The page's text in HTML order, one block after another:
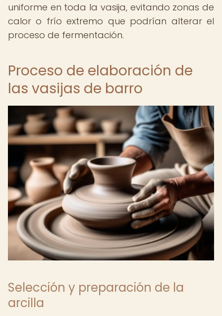
uniforme en toda la vasija, evitando zonas de
calor o frío extremo que podrían alterar el
proceso de fermentación.
Proceso de elaboración de
las vasijas de barro
Selección y preparación de la
arcilla